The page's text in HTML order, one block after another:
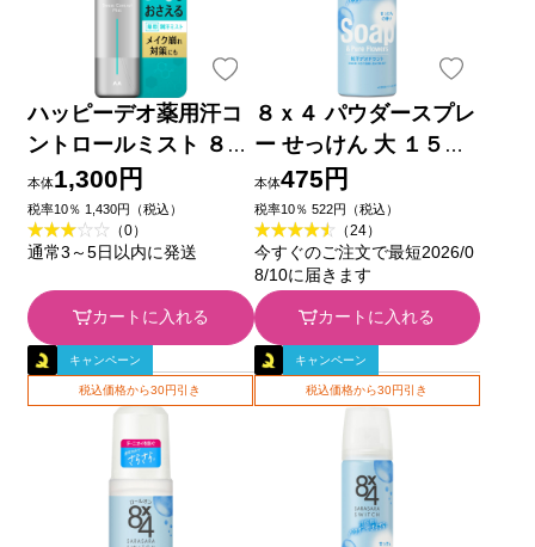
ハッピーデオ薬用汗コ
ントロールミスト ８０
ｍｌ マンダム (医薬部
外品)
本体1,300円
税率10％ 1,430円（税込）
（0）
通常3～5日以内に発送
カートに入れる
８ｘ４ パウダースプレ
ー せっけん 大 １５０
ｇ 花王 (医薬部外品)
本体475円
税率10％ 522円（税込）
（24）
今すぐのご注文で最短2026/0
8/10に届きます
カートに入れる
キャンペーン
税込価格から30円引き
キャンペーン
税込価格から30円引き